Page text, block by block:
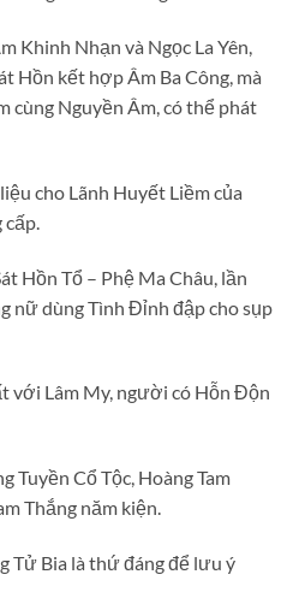
Khinh Nhạn và Ngọc La Yên,
Hồn kết hợp Âm Ba Công, mà
cùng Nguyền Âm, có thể phát
cho Lãnh Huyết Liềm của
Hồn Tổ – Phệ Ma Châu, lần
nữ dùng Tình Đỉnh đập cho sụp
với Lâm My, người có Hỗn Độn
Cổ Tộc, Hoàng Tam
Thắng năm kiện.
Tử Bia là thứ đáng để lưu ý